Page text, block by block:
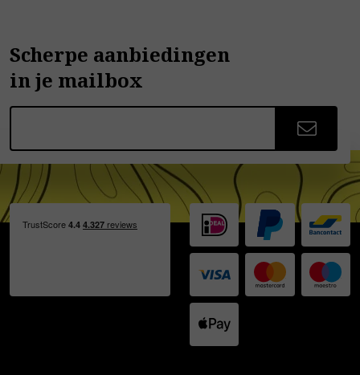
Scherpe aanbiedingen
in je mailbox